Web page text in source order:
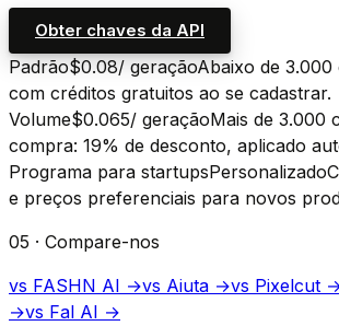
Obter chaves da API
Padrão$0.08/ geraçãoAbaixo de 3.000
com créditos gratuitos ao se cadastrar.
Volume$0.065/ geraçãoMais de 3.000
compra: 19% de desconto, aplicado
Programa para startupsPersonalizado
e preços preferenciais para novos
05 · Compare-nos
vs FASHN AI →vs Aiuta →vs Pixelcut
→vs Fal AI →